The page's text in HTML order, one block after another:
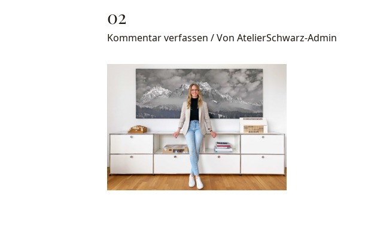
02
Kommentar verfassen / Von AtelierSchwarz-Admin